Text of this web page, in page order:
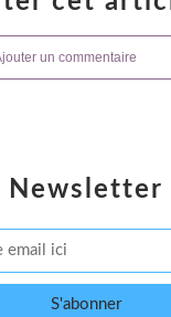
un commentaire
Newsletter